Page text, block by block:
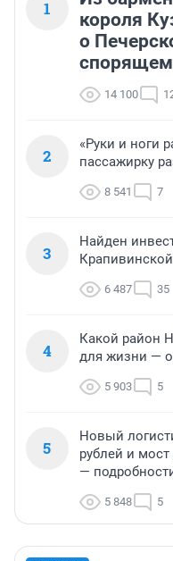
1
короля
о
спорящем
14 100
2
«Руки и ноги
пассажирку
8 541 7
3
Найден
6 487 35
4
Какой район
для жизни —
5 903 5
5
Новый
рублей и мост
—
5 848 5